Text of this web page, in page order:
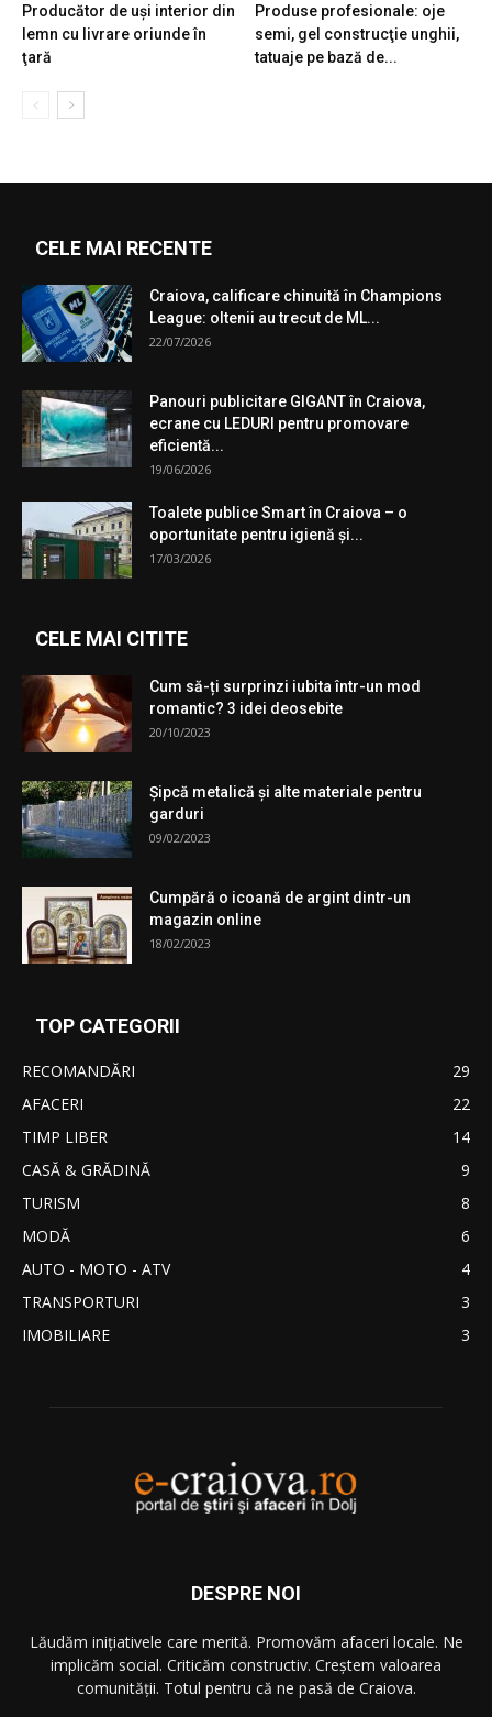
Producător de uşi interior din
lemn cu livrare oriunde în
ţară
Produse profesionale: oje
semi, gel construcţie unghii,
tatuaje pe bază de...
CELE MAI RECENTE
Craiova, calificare chinuită în Champions
League: oltenii au trecut de ML...
22/07/2026
Panouri publicitare GIGANT în Craiova,
ecrane cu LEDURI pentru promovare
eficientă...
19/06/2026
Toalete publice Smart în Craiova – o
oportunitate pentru igienă şi...
17/03/2026
CELE MAI CITITE
Cum să-ți surprinzi iubita într-un mod
romantic? 3 idei deosebite
20/10/2023
Şipcă metalică şi alte materiale pentru
garduri
09/02/2023
Cumpără o icoană de argint dintr-un
magazin online
18/02/2023
TOP CATEGORII
RECOMANDĂRI
29
AFACERI
22
TIMP LIBER
14
CASĂ & GRĂDINĂ
9
TURISM
8
MODĂ
6
AUTO - MOTO - ATV
4
TRANSPORTURI
3
IMOBILIARE
3
DESPRE NOI
Lăudăm iniţiativele care merită. Promovăm afaceri locale. Ne
implicăm social. Criticăm constructiv. Creştem valoarea
comunităţii. Totul pentru că ne pasă de Craiova.